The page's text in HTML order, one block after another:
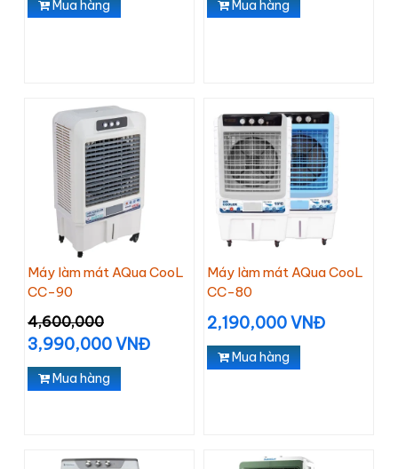
Mua hàng Mua hàng
Máy làm mát AQua CooL
CC-90
4,600,000
3,990,000 VNĐ
Mua hàng
Máy làm mát AQua CooL
CC-80
2,190,000 VNĐ
Mua hàng